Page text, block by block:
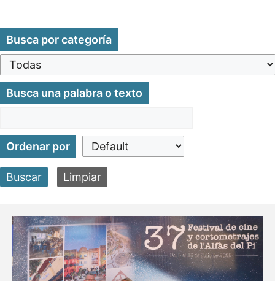
Busca por categoría
Busca una palabra o texto
Ordenar por
Buscar Limpiar